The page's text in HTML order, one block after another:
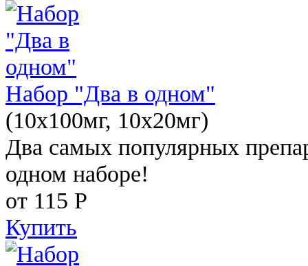
Набор "Два в одном"
(10x100мг, 10x20мг)
Два самых популярных
одном наборе!
от 115 Р
Купить